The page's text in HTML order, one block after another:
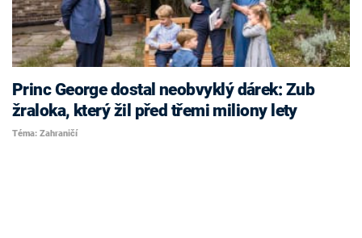
Princ George dostal neobvyklý dárek: Zub
žraloka, který žil před třemi miliony lety
Téma: Zahraničí